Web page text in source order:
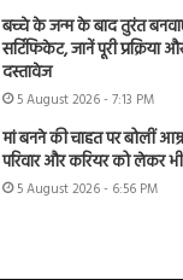
बच्चे के जन्म के बाद तुरंत
सर्टिफिकेट, जानें पूरी प्रक्रिया
दस्तावेज
5 August 2026 - 7:13 PM
मां बनने की चाहत पर बोलीं
परिवार और करियर को लेकर
5 August 2026 - 6:56 PM